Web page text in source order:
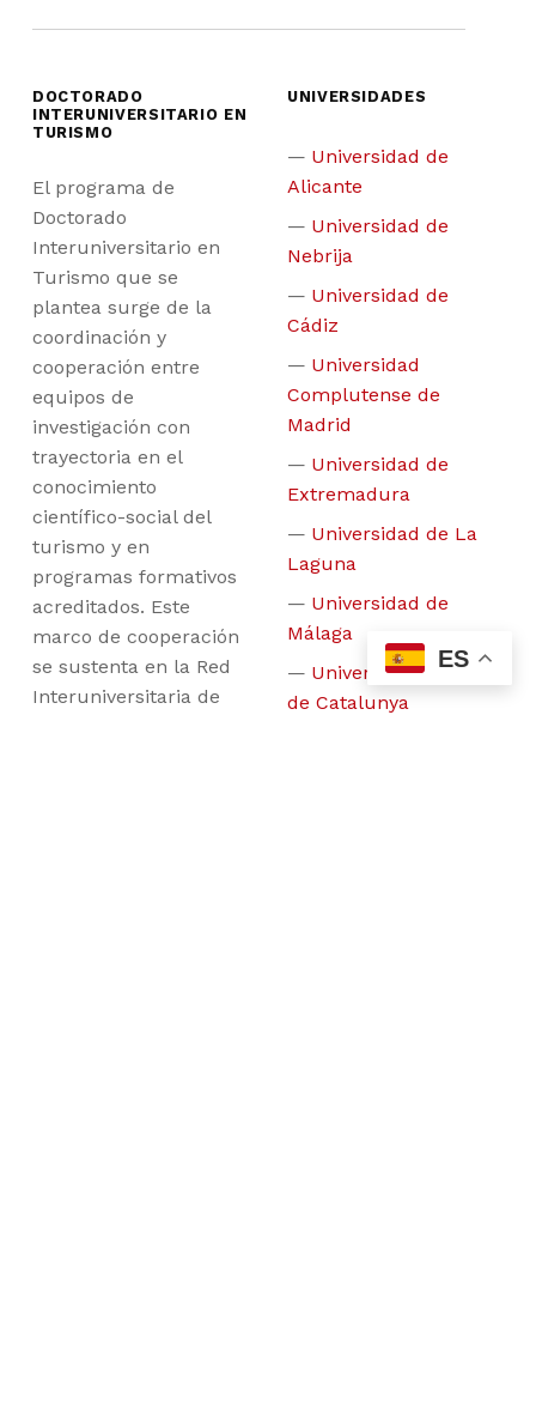
DOCTORADO
INTERUNIVERSITARIO EN
TURISMO
El programa de
Doctorado
Interuniversitario en
Turismo que se
plantea surge de la
coordinación y
cooperación entre
equipos de
investigación con
trayectoria en el
conocimiento
científico-social del
turismo y en
programas formativos
acreditados. Este
marco de cooperación
se sustenta en la Red
Interuniversitaria de
UNIVERSIDADES
Universidad de
Alicante
Universidad de
Nebrija
Universidad de
Cádiz
Universidad
Complutense de
Madrid
Universidad de
Extremadura
Universidad de La
Laguna
Universidad de
Málaga
Universitat Oberta
de Catalunya
ES